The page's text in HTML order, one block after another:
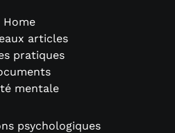
Home
articles
pratiques
mentale
psychologiques